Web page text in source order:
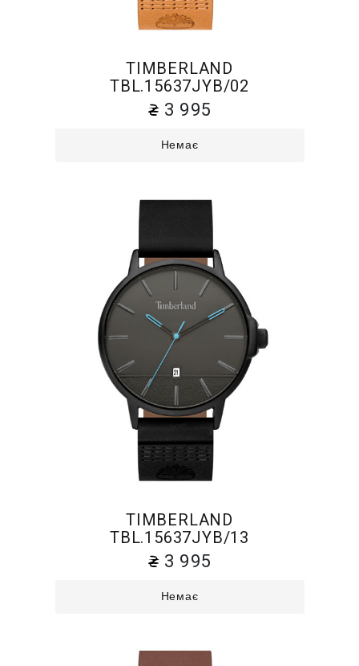
TIMBERLAND
TBL.15637JYB/02
3 995
Немає
TIMBERLAND
TBL.15637JYB/13
3 995
Немає